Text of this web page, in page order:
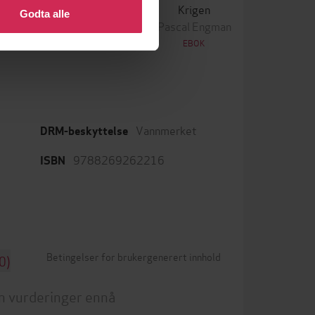
Godta alle
Ingen
Krigen
Pascal Engman
EBOK
DRM-beskyttelse Vannmerket
ISBN 9788269262216
Betingelser for brukergenerert innhold
vurderinger ennå